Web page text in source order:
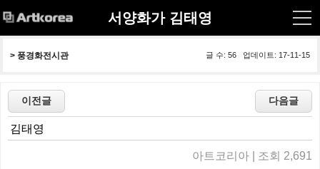
서양화가 김태영
글 수: 56 업데이트: 17-11-15
> 풍경화전시관
김태영
아트코리아 | 조회 2,691